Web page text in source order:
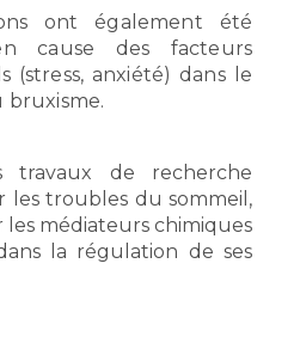
ont également été
cause des facteurs
(stress, anxiété) dans
le
travaux de recherche
troubles du sommeil,
médiateurs chimiques
la régulation de ses